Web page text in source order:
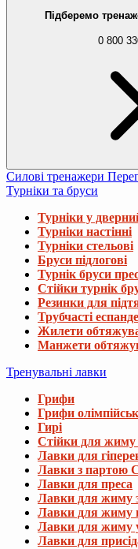
Підберемо
0 800
Силові тренажери
Турніки та бруси
Турніки у
Турніки настінні
Турніки стельові
Бруси підлогові
Турнік бруси
Стійки турнік
Резинки для
Трубчасті
Жилети
Манжети
Тренувальні лавки
Грифи
Грифи
Гирі
Стійки для
Лавки для
Лавки з партою
Лавки для преса
Лавки для жиму
Лавки для жиму
Лавки для жиму
Лавки для